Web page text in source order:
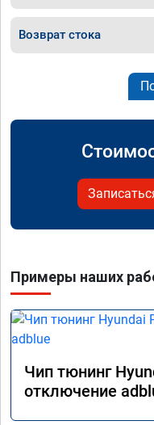
Возврат стока
Примеры наших
Чип тюнинг
отключение